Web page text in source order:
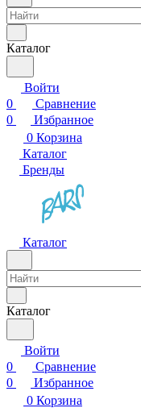
Каталог
Войти
0
Сравнение
0
Избранное
0 Корзина
Каталог
Бренды
Каталог
Каталог
Войти
0
Сравнение
0
Избранное
0 Корзина